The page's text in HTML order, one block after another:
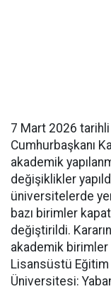
7 Mart 2026 tarihli
Cumhurbaşkanı
akademik
değişiklikler
üniversitelerde
bazı birimler
değiştirildi.
akademik
Lisansüstü
Üniversitesi: